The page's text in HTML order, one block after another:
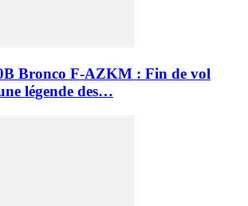
Bronco F-AZKM : Fin de vol
légende des…